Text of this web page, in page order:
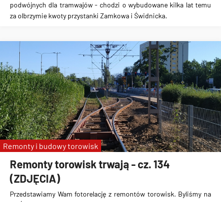
podwójnych dla tramwajów - chodzi o wybudowane kilka lat temu
za olbrzymie kwoty przystanki Zamkowa i Świdnicka.
Remonty torowisk trwają - cz. 134
(ZDJĘCIA)
Przedstawiamy Wam fotorelację z remontów torowisk. Byliśmy na
Remonty i budowy torowisk